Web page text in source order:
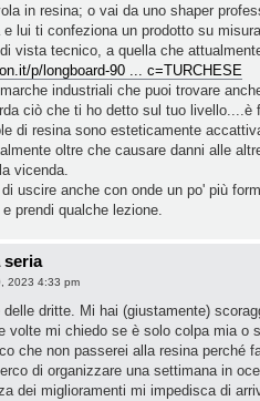
in resina; o vai da uno shaper
lui ti confeziona un prodotto su
vista tecnico, a quella che
p/longboard-90 ... c=TURCHESE
industriali che puoi trovare
ciò che ti ho detto sul tuo livello....è
di resina sono esteticamente
oltre che causare danni alle
vicenda.
uscire anche con onde un po' più
prendi qualche lezione.
seria
2023 4:33 pm
dritte. Mi hai (giustamente)
volte mi chiedo se è solo colpa mia o
che non passerei alla resina
di organizzare una settimana in
dei miglioramenti mi impedisca di